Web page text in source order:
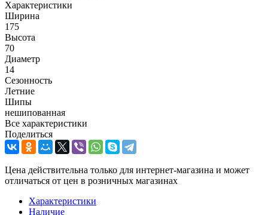
Характеристики
Ширина
175
Высота
70
Диаметр
14
Сезонность
Летние
Шипы
нешипованная
Все характеристики
Поделиться
Цена действительна только для интернет-магазина и может
отличаться от цен в розничных магазинах
Характеристики
Наличие